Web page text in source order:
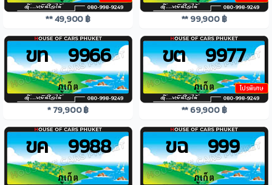
** 49,900 ฿ ** 99,900 ฿
ขท 9966
* 79,900 ฿
โปรพิเศษ
ขต 9977
** 69,900 ฿
ขค 9988 ขฉ 999